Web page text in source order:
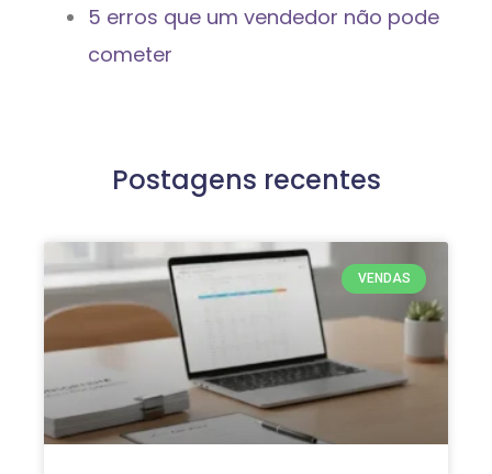
5 erros que um vendedor não pode
cometer
Postagens recentes
VENDAS